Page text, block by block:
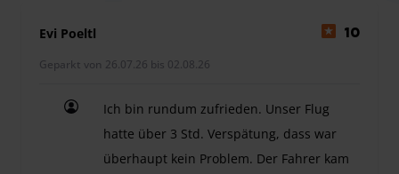
Evi Poeltl 10
Geparkt von 26.07.26 bis 02.08.26
Ich bin rundum zufrieden. Unser Flug
hatte über 3 Std. Verspätung, dass war
überhaupt kein Problem. Der Fahrer kam